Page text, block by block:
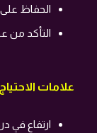
الحفاظ على
التأكد من
علامات
ارتفاع في